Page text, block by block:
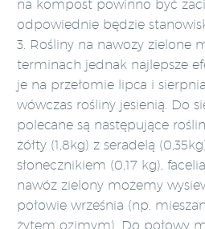
na kompost powinno być
odpowiednie będzie
3. Rośliny na nawozy zielone
terminach jednak najlepsze
je na przełomie lipca i
wówczas rośliny jesienią. Do
polecane są następujące
żółty (1,8kg) z seradelą
słonecznikiem (0,17 kg),
nawóz zielony możemy
połowie września (np.
żytem ozimym). Do połowy